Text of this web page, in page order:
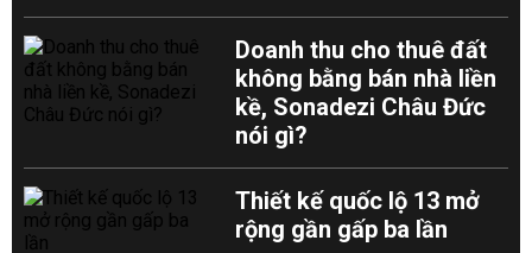
Doanh thu cho thuê đất
không bằng bán nhà liền
kề, Sonadezi Châu Đức
nói gì?
Thiết kế quốc lộ 13 mở
rộng gần gấp ba lần